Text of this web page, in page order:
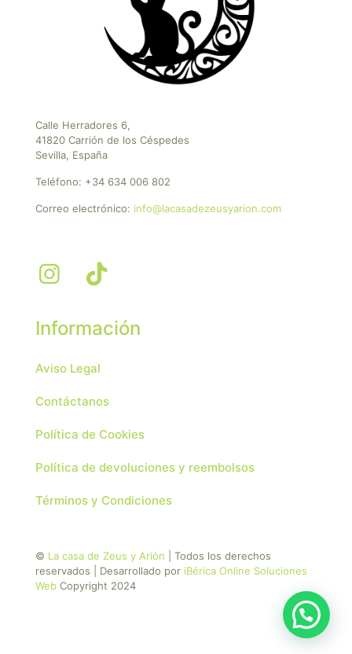
Calle Herradores 6,
41820 Carrión de los Céspedes
Sevilla, España
Teléfono: +34 634 006 802
Correo electrónico: info@lacasadezeusyarion.com
Información
Aviso Legal
Contáctanos
Política de Cookies
Política de devoluciones y reembolsos
Términos y Condiciones
© La casa de Zeus y Arión | Todos los derechos
reservados | Desarrollado por iBérica Online Soluciones
Web Copyright 2024